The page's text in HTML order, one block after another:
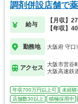
調剤併設店舗で
給与
【月収】
【年収】
勤務地 大阪府 守口
アクセス
大阪市営谷
大阪高速鉄
年収700万円以上可 未経験
店舗数30以上
積極採用中